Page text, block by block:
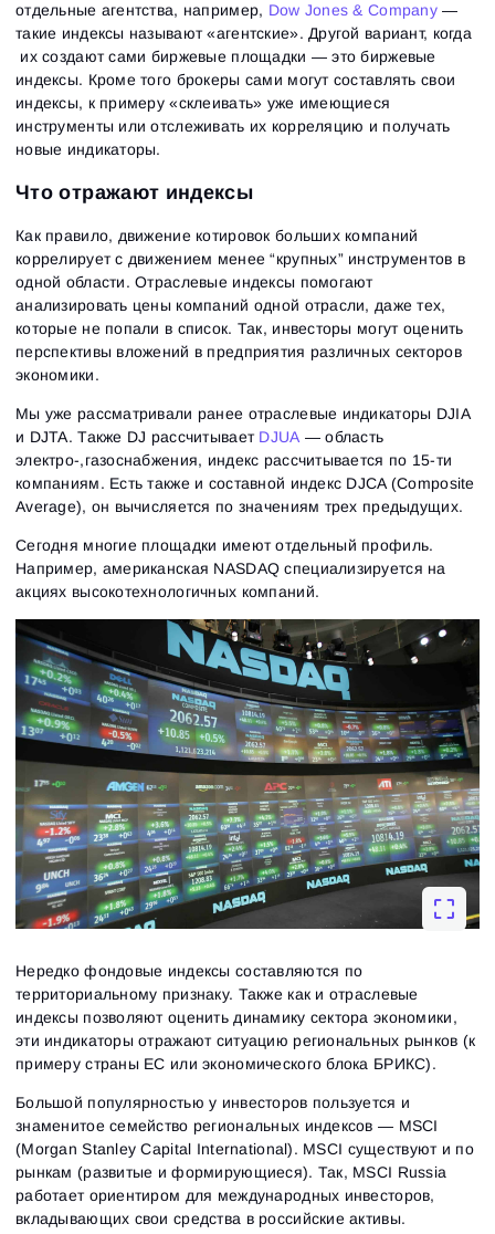
отдельные агентства, например, Dow Jones & Company —
такие индексы называют «агентские». Другой вариант, когда
их создают сами биржевые площадки — это биржевые
индексы. Кроме того брокеры сами могут составлять свои
индексы, к примеру «склеивать» уже имеющиеся
инструменты или отслеживать их корреляцию и получать
новые индикаторы.
Что отражают индексы
Как правило, движение котировок больших компаний
коррелирует с движением менее “крупных” инструментов в
одной области. Отраслевые индексы помогают
анализировать цены компаний одной отрасли, даже тех,
которые не попали в список. Так, инвесторы могут оценить
перспективы вложений в предприятия различных секторов
экономики.
Мы уже рассматривали ранее отраслевые индикаторы DJIA
и DJTA. Также DJ рассчитывает DJUA — область
электро-,газоснабжения, индекс рассчитывается по 15-ти
компаниям. Есть также и составной индекс DJCA (Composite
Average), он вычисляется по значениям трех предыдущих.
Сегодня многие площадки имеют отдельный профиль.
Например, американская NASDAQ специализируется на
акциях высокотехнологичных компаний.
Нередко фондовые индексы составляются по
территориальному признаку. Также как и отраслевые
индексы позволяют оценить динамику сектора экономики,
эти индикаторы отражают ситуацию региональных рынков (к
примеру страны ЕС или экономического блока БРИКС).
Большой популярностью у инвесторов пользуется и
знаменитое семейство региональных индексов — MSCI
(Morgan Stanley Capital International). MSCI существуют и по
рынкам (развитые и формирующиеся). Так, MSCI Russia
работает ориентиром для международных инвесторов,
вкладывающих свои средства в российские активы.
Close
Вход
Email
Пароль
Забыли пароль?
Войти
Нет учётной записи?Зарегистрироваться
Восстановить пароль
Введи адрес электронной почты, и мы отправим
ссылку для создания нового пароля.
Email
Сбросить пароль
Регистрация
Email
Я хочу получать специальные предложения от
ATAS
Я принимаю:Terms of use,License agreement.
Ознакомьтесь с политикой конфиденциальности
Зарегистрироваться
Уже есть учётная запись?Войти